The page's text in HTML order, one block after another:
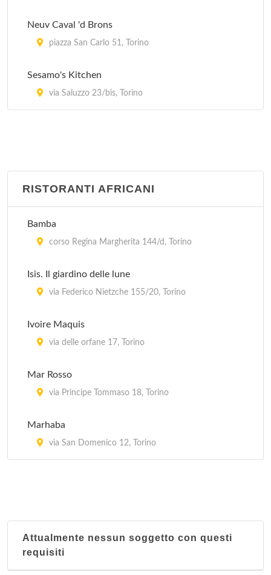
Enoteca gli imbianchini
Neuv Caval 'd Brons
piazza San Carlo 51, Torino
Sesamo's Kitchen
via Saluzzo 23/bis, Torino
RISTORANTI AFRICANI
Bamba
corso Regina Margherita 144/d, Torino
Isis. Il giardino delle lune
via Federico Nietzche 155/20, Torino
Ivoire Maquis
via delle orfane 17, Torino
Mar Rosso
via Principe Tommaso 18, Torino
Marhaba
via San Domenico 12, Torino
Attualmente nessun soggetto con questi
requisiti